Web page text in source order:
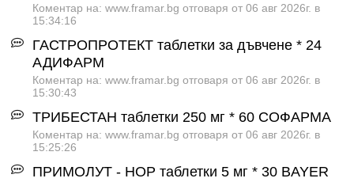
Коментар на: www.framar.bg отговаря от 06 авг 2026г. в
15:34:16
ГАСТРОПРОТЕКТ таблетки за дъвчене * 24
АДИФАРМ
Коментар на: www.framar.bg отговаря от 06 авг 2026г. в
15:30:43
ТРИБЕСТАН таблетки 250 мг * 60 СОФАРМА
Коментар на: www.framar.bg отговаря от 06 авг 2026г. в
15:25:26
ПРИМОЛУТ - НОР таблетки 5 мг * 30 BAYER